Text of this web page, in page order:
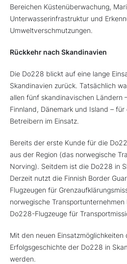
Bereichen Küstenüberwachung,
Unterwasserinfrastruktur und
Umweltverschmutzungen.
Rückkehr nach Skandinavien
Die Do228 blickt auf eine lange
Skandinavien zurück. Tatsächlich
allen fünf skandinavischen Ländern
Finnland, Dänemark und Island – für
Betreibern im Einsatz.
Bereits der erste Kunde für die
aus der Region (das norwegische
Norving). Seitdem ist die Do228 in
Derzeit nutzt die Finnish Border
Flugzeugen für
norwegische
Do228-Flugzeuge für
Mit den neuen
Erfolgsgeschichte der Do228 in
werden.